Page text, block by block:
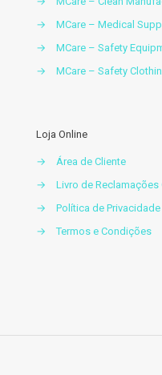
→
MCare – Medical
→
MCare – Safety
→
MCare – Safety
Loja Online
→
Área de Cliente
→
Livro de Reclamações
→
Política de
→
Termos e Condições